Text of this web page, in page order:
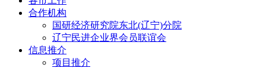
合作机构
国研经济研究院东北(辽宁)分院
辽宁民进企业界会员联谊会
信息推介
项目推介